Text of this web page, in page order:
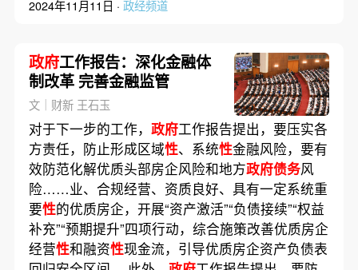
2024年11月11日 · 政经频道
政府工作报告：深化金融体
制改革 完善金融监管
文｜财新 王石玉
对于下一步的工作， 政府工作报告提出，要压实各
方责任，防止形成区域性、系统性金融风险，要有
效防范化解优质头部房企风险和地方政府债务风
险……业、合规经营、资质良好、具有一定系统重
要性的优质房企，开展“资产激活”“负债接续”“权益
补充”“预期提升”四项行动，综合施策改善优质房企
经营性和融资性现金流，引导优质房企资产负债表